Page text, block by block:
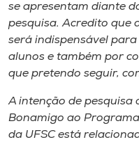
se apresentam diante
pesquisa. Acredito que
será indispensável
alunos e também por
que pretendo seguir,
A intenção de
Bonamigo ao
da UFSC está